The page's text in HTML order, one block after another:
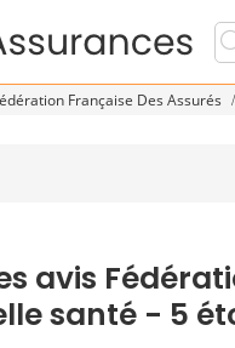
Française Des Assurés
avis
santé - 5